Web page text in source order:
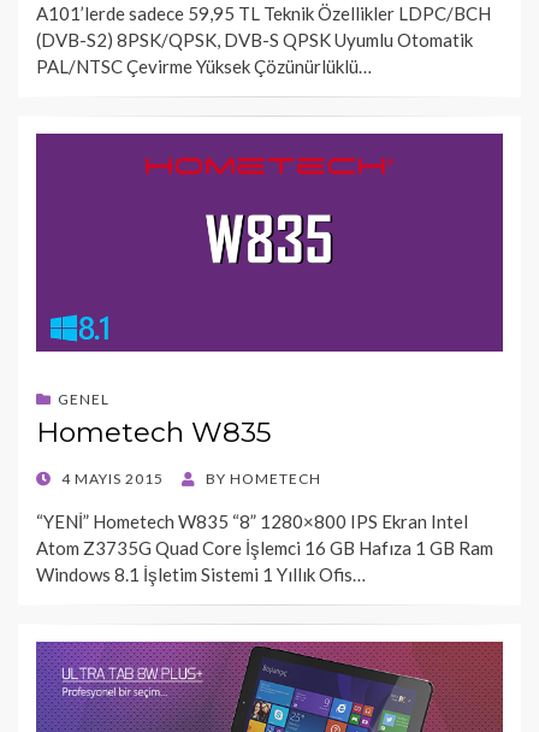
A101’lerde sadece 59,95 TL Teknik Özellikler LDPC/BCH
(DVB-S2) 8PSK/QPSK, DVB-S QPSK Uyumlu Otomatik
PAL/NTSC Çevirme Yüksek Çözünürlüklü…
GENEL
Hometech W835
POSTED
4 MAYIS 2015 BY HOMETECH
“YENİ” Hometech W835 “8” 1280×800 IPS Ekran Intel
Atom Z3735G Quad Core İşlemci 16 GB Hafıza 1 GB Ram
Windows 8.1 İşletim Sistemi 1 Yıllık Ofis…